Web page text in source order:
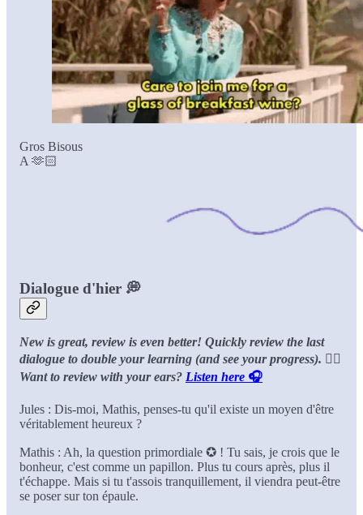
Gros Bisous
A 🫶🏻
Dialogue d'hier 💭
New is great, review is even better! Quickly review the last
dialogue to double your learning (and see your progress). 👂🏻
Want to review with your ears? Listen here 🎧
Jules : Dis-moi, Mathis, penses-tu qu'il existe un moyen d'être
véritablement heureux ?
Mathis : Ah, la question primordiale ✪ ! Tu sais, je crois que le
bonheur, c'est comme un papillon. Plus tu cours après, plus il
t'échappe. Mais si tu t'assois tranquillement, il viendra peut-être
se poser sur ton épaule.